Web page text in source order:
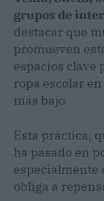
grupos de
destacar que
promueven
espacios clave
ropa escolar
más bajo.
Esta práctica,
ha pasado en
especialmente
obliga a